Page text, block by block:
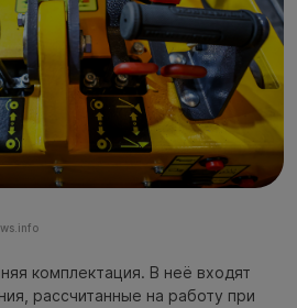
комплектация. В неё входят
рассчитанные на работу при